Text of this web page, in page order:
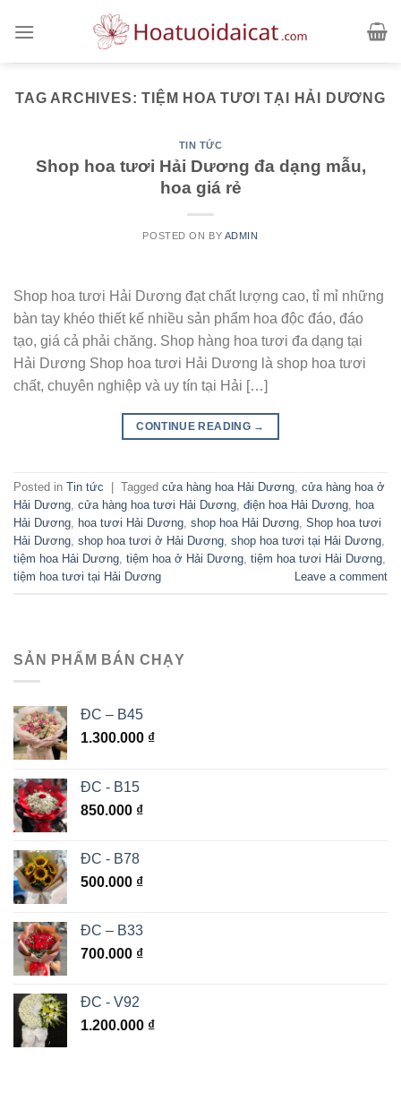
TAG ARCHIVES:TIỆM HOA TƯƠI TẠI HẢI DƯƠNG
TIN TỨC
Shop hoa tươi Hải Dương đa dạng mẫu,
hoa giá rẻ
POSTED ON BY ADMIN
Shop hoa tươi Hải Dương đạt chất lượng cao, tỉ mỉ những
bàn tay khéo thiết kế nhiều sản phẩm hoa độc đáo, đáo
tạo, giá cả phải chăng. Shop hàng hoa tươi đa dạng tại
Hải Dương Shop hoa tươi Hải Dương là shop hoa tươi
chất, chuyên nghiệp và uy tín tại Hải […]
CONTINUE READING →
Posted in Tin tức Tagged cửa hàng hoa Hải Dương cửa hàng hoa ở
Hải Dương cửa hàng hoa tươi Hải Dương điện hoa Hải Dương
hoa
Hải Dương
hoa tươi Hải Dương shop hoa Hải Dương Shop hoa tươi
Hải Dương shop hoa tươi ở Hải Dương shop hoa tươi tại Hải Dương
tiệm hoa Hải Dương tiệm hoa ở Hải Dương tiệm hoa tươi Hải Dương
tiệm hoa tươi tại Hải Dương
Leave a comment
SẢN PHẨM BÁN CHẠY
ĐC – B45
1.300.000 ₫
ĐC - B15
850.000 ₫
ĐC - B78
500.000 ₫
ĐC – B33
700.000 ₫
ĐC - V92
1.200.000 ₫